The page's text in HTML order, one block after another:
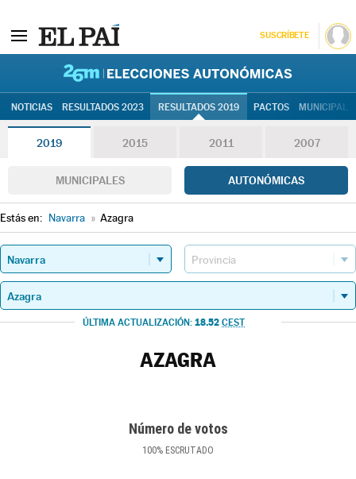
SUSCRÍBETE
NOTICIAS RESULTADOS 2023 RESULTADOS 2019 PACTOS
2019 2015 2011 2007
MUNICIPALES AUTONÓMICAS
Estás en: Navarra » Azagra
ÚLTIMA ACTUALIZACIÓN: 18.52 CEST
AZAGRA
Número de votos
100% ESCRUTADO